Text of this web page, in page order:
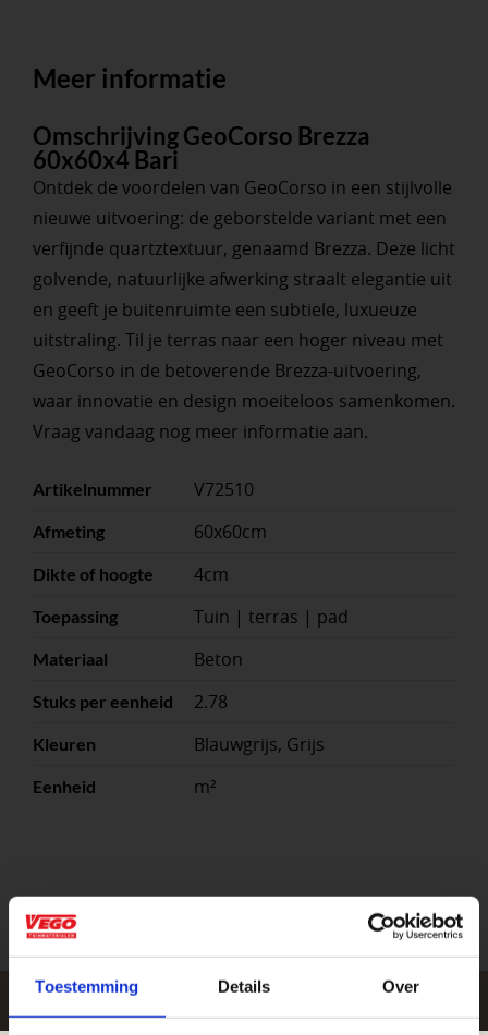
Toestemming Details Over
Meer informatie
Omschrijving GeoCorso Brezza
60x60x4 Bari
Ontdek de voordelen van GeoCorso in een stijlvolle
nieuwe uitvoering: de geborstelde variant met een
verfijnde quartztextuur, genaamd Brezza. Deze licht
golvende, natuurlijke afwerking straalt elegantie uit
en geeft je buitenruimte een subtiele, luxueuze
uitstraling. Til je terras naar een hoger niveau met
GeoCorso in de betoverende Brezza-uitvoering,
waar innovatie en design moeiteloos samenkomen.
Vraag vandaag nog meer informatie aan.
Artikelnummer V72510
Afmeting 60x60cm
Dikte of hoogte 4cm
Toepassing Tuin | terras | pad
Materiaal Beton
Stuks per eenheid 2.78
Kleuren Blauwgrijs, Grijs
Eenheid m²